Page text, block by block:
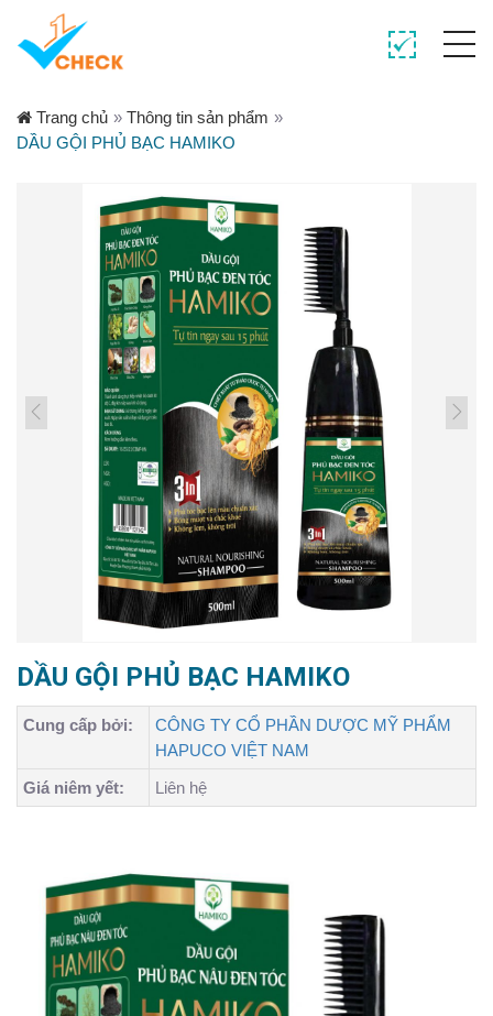
Trang chủ » Thông tin sản phẩm »
DẦU GỘI PHỦ BẠC HAMIKO
DẦU GỘI PHỦ BẠC HAMIKO
Cung cấp bởi:
CÔNG TY CỔ PHẦN DƯỢC MỸ PHẨM
HAPUCO VIỆT NAM
Giá niêm yết:
Liên hệ